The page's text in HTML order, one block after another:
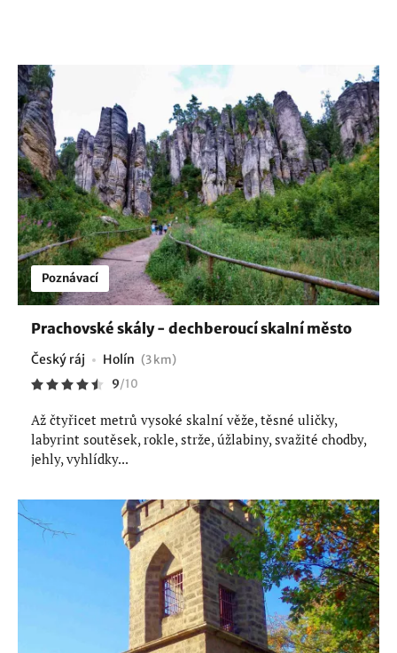
Poznávací
Prachovské skály - dechberoucí skalní město
Český ráj Holín (3 km)
9/10
Až čtyřicet metrů vysoké skalní věže, těsné uličky,
labyrint soutěsek, rokle, strže, úžlabiny, svažité chodby,
jehly, vyhlídky...